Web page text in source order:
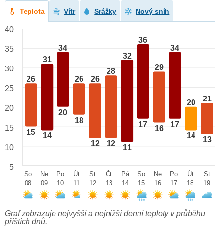
Teplota Vítr Srážky Nový sníh
26
15
31
14
34
20
26
18
26
12
28
12
32
11
36
17
29
16
34
17
20
14
21
13
40
35
30
25
20
15
10
5
So
08
Ne
09
Po
10
Út
11
St
12
Čt
13
Pá
14
So
15
Ne
16
Po
17
Út
18
St
19
Graf zobrazuje nejvyšší a nejnižší denní teploty v průběhu
příštích dnů.